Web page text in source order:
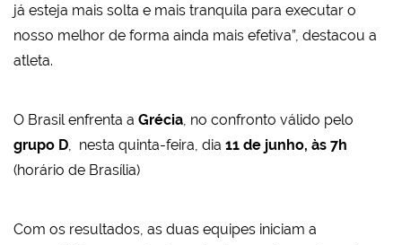
já esteja mais solta e mais tranquila para executar o
nosso melhor de forma ainda mais efetiva”, destacou a
atleta.
O Brasil enfrenta a Grécia , no confronto válido pelo
grupo D , nesta quinta-feira, dia 11 de junho, às 7h
(horário de Brasília)
Com os resultados, as duas equipes iniciam a